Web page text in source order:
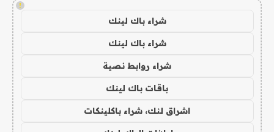
!
شراء باك لينك
شراء باك لينك
شراء روابط نصية
باقات باك لينك
اشراق لنك، شراء باكلينكات